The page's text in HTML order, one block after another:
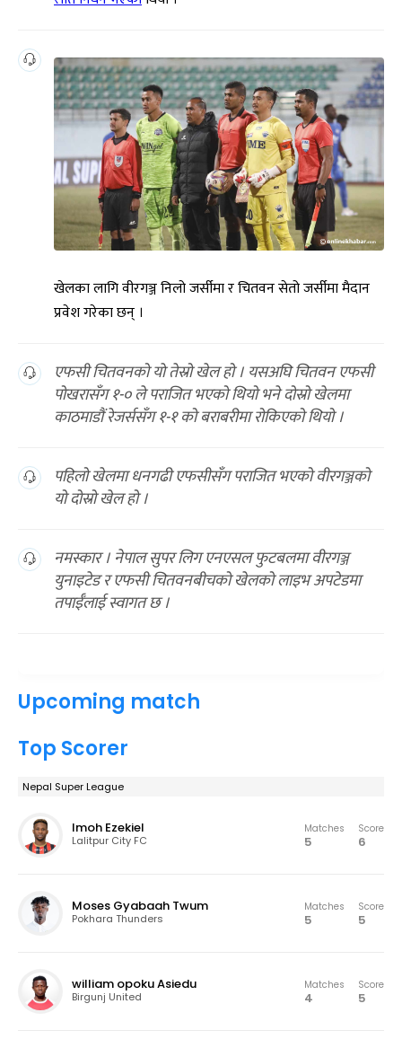
खेलका लागि वीरगञ्ज निलो जर्सीमा र चितवन सेतो जर्सीमा मैदान
प्रवेश गरेका छन् ।
एफसी चितवनको याे तेस्रो खेल हो । यसअघि चितवन एफसी
पोखरासँग १-० ले पराजित भएको थियो भने दोस्रो खेलमा
काठमाडौं रेजर्ससँग १-१ को बराबरीमा रोकिएको थियो ।
पहिलो खेलमा धनगढी एफसीसँग पराजित भएको वीरगञ्जको
यो दोस्रो खेल हो ।
नमस्कार । नेपाल सुपर लिग एनएसल फुटबलमा वीरगञ्ज
युनाइटेड र एफसी चितवनबीचको खेलको लाइभ अपटेडमा
तपाईँलाई स्वागत छ ।
Upcoming match
Top Scorer
Nepal Super League
Imoh Ezekiel
Lalitpur City FC
Matches
5
Score
6
Moses Gyabaah Twum
Pokhara Thunders
Matches
5
Score
5
william opoku Asiedu
Birgunj United
Matches
4
Score
5